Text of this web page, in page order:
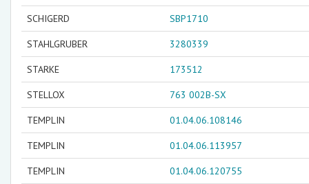
SCHIGERD SBP1710
STAHLGRUBER 3280339
STARKE 173512
STELLOX 763 002B-SX
TEMPLIN 01.04.06.108146
TEMPLIN 01.04.06.113957
TEMPLIN 01.04.06.120755